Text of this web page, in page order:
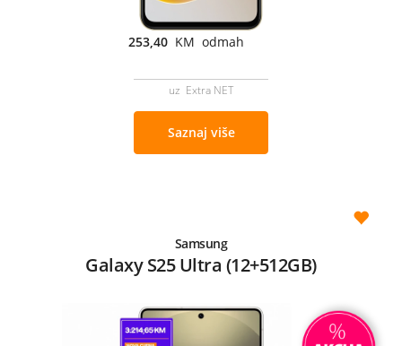
253,40 KM odmah
uz Extra NET
Saznaj više
Samsung
Galaxy S25 Ultra (12+512GB)